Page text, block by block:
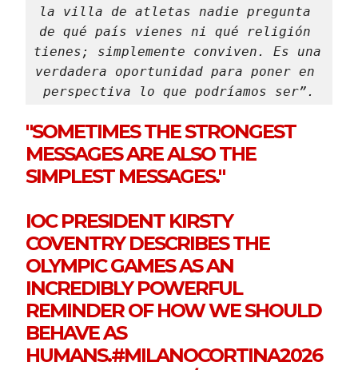
la villa de atletas nadie pregunta
de qué país vienes ni qué religión
tienes; simplemente conviven. Es una
verdadera oportunidad para poner en
perspectiva lo que podríamos ser”.
"SOMETIMES THE STRONGEST
MESSAGES ARE ALSO THE
SIMPLEST MESSAGES."
IOC PRESIDENT KIRSTY
COVENTRY DESCRIBES THE
OLYMPIC GAMES AS AN
INCREDIBLY POWERFUL
REMINDER OF HOW WE SHOULD
BEHAVE AS
HUMANS.#MILANOCORTINA2026